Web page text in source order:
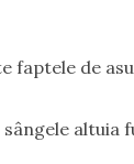
faptele de
altuia